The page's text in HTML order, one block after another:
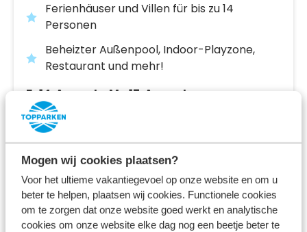
Mogen wij cookies plaatsen?
Voor het ultieme vakantiegevoel op onze website en om u
beter te helpen, plaatsen wij cookies. Functionele cookies
om te zorgen dat onze website goed werkt en analytische
cookies om onze website elke dag nog een beetje beter te
Ferienhäuser und Villen für bis zu 14
Personen
Beheizter Außenpool, Indoor-Playzone,
Restaurant und mehr!
Fr 14. August - Mo 17. August
3 Nächte
2 Gäste
Unterkünfte ansehen
Mehr Infos zum Ferienpark